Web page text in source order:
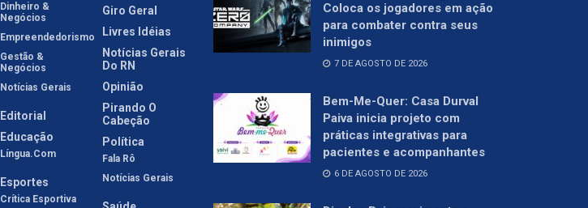
Dinheiro &
Negócios
Empreendedorismo
Gestão &
Negócios
Notícias Gerais
Editorial
Educação
Língua.com
Esportes
Crítica Esportiva
Giro Geral
Livres Idéias
Notícias Gerais
Do RN
Opinião
Pirando O
Cabeção
Política
Fala Rô
Notícias Gerais
Coloca os jogadores em ação
para combater contra seus
inimigos
7 DE AGOSTO DE 2026
Bem-Me-Quer: Casa Durval
Paiva inicia projeto com
práticas integrativas para
pacientes e acompanhantes
6 DE AGOSTO DE 2026